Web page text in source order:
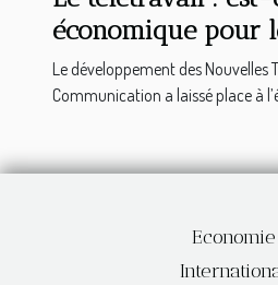
économique pour
?
Le développement des Nouvelles
Communication a laissé place à
Economie